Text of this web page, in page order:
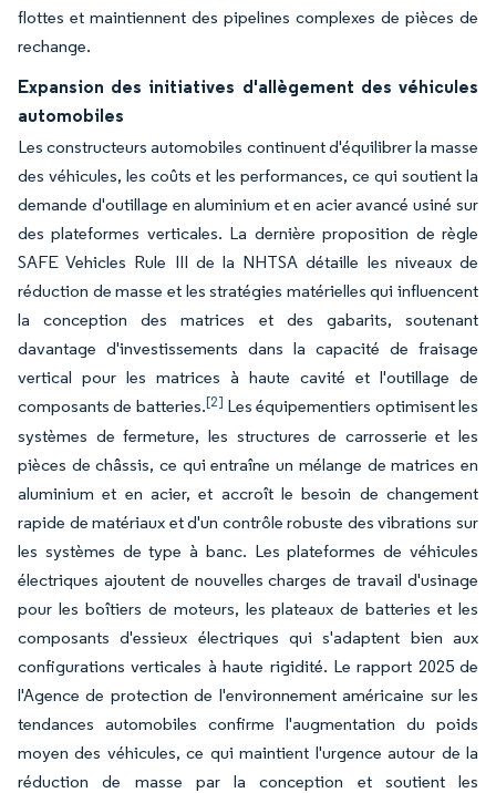
flottes et maintiennent des pipelines complexes de pièces de
rechange.
Expansion des initiatives d'allègement des véhicules
automobiles
Les constructeurs automobiles continuent d'équilibrer la masse
des véhicules, les coûts et les performances, ce qui soutient la
demande d'outillage en aluminium et en acier avancé usiné sur
des plateformes verticales. La dernière proposition de règle
SAFE Vehicles Rule III de la NHTSA détaille les niveaux de
réduction de masse et les stratégies matérielles qui influencent
la conception des matrices et des gabarits, soutenant
davantage d'investissements dans la capacité de fraisage
vertical pour les matrices à haute cavité et l'outillage de
composants de batteries.[2] Les équipementiers optimisent les
systèmes de fermeture, les structures de carrosserie et les
pièces de châssis, ce qui entraîne un mélange de matrices en
aluminium et en acier, et accroît le besoin de changement
rapide de matériaux et d'un contrôle robuste des vibrations sur
les systèmes de type à banc. Les plateformes de véhicules
électriques ajoutent de nouvelles charges de travail d'usinage
pour les boîtiers de moteurs, les plateaux de batteries et les
composants d'essieux électriques qui s'adaptent bien aux
configurations verticales à haute rigidité. Le rapport 2025 de
l'Agence de protection de l'environnement américaine sur les
tendances automobiles confirme l'augmentation du poids
moyen des véhicules, ce qui maintient l'urgence autour de la
réduction de masse par la conception et soutient les